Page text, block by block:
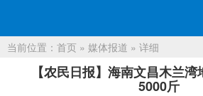
当前位置： 首页 » 媒体报道 » 详细
【农民日报】海南文昌木兰
5000斤